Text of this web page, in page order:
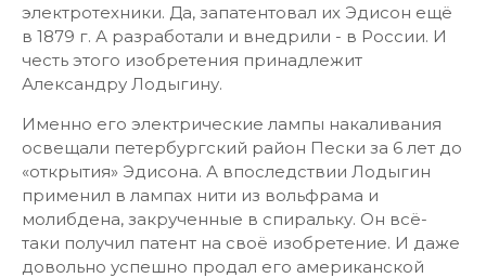
электротехники. Да, запатентовал их Эдисон ещё
в 1879 г. А разработали и внедрили - в России. И
честь этого изобретения принадлежит
Александру Лодыгину.
Именно его электрические лампы накаливания
освещали петербургский район Пески за 6 лет до
«открытия» Эдисона. А впоследствии Лодыгин
применил в лампах нити из вольфрама и
молибдена, закрученные в спиральку. Он всё-
таки получил патент на своё изобретение. И даже
довольно успешно продал его американ­ской